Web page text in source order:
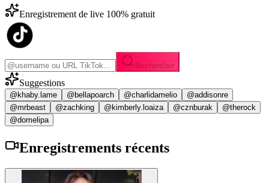
Enregistrement de live 100% gratuit
Rechercher
Suggestions
@khaby.lame @bellapoarch @charlidamelio
@addisonre
@mrbeast
@zachking @kimberly.loaiza @cznburak
@therock
@domelipa
Enregistrements récents